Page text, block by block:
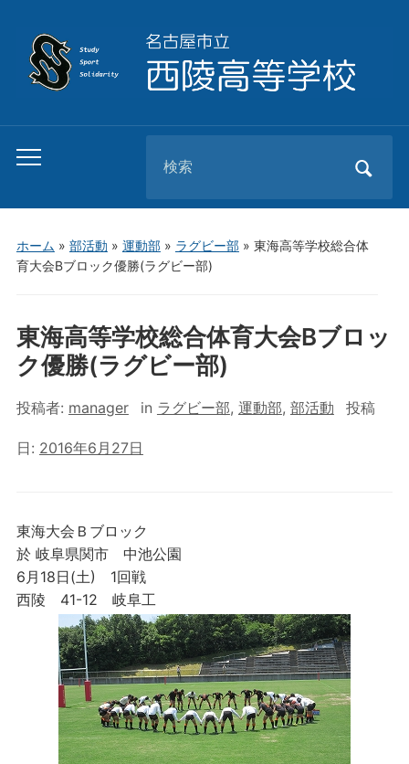
Toggle
menu
for:
ホーム » 部活動 » 運動部» ラグビー部» 東海高等学校総合体
育大会Bブロック優勝(ラグビー部)
東海高等学校総合体育大会Bブロッ
ク優勝(ラグビー部)
投稿者: manager in ラグビー部, 運動部, 部活動 投稿
日: 2016年6月27日
東海大会Ｂブロック
於 岐阜県関市 中池公園
6月18日(土) 1回戦
西陵 41-12 岐阜工